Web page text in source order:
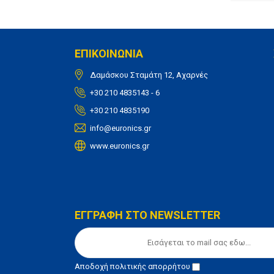
ΕΠΙΚΟΙΝΩΝΙΑ
Δαμάσκου Σταμάτη 12, Αχαρνές
+30 210 4835143 - 6
+30 210 4835190
info@euronics.gr
www.euronics.gr
ΕΓΓΡΑΦΗ ΣΤΟ NEWSLETTER
Αποδοχήπολιτικής απορρήτου